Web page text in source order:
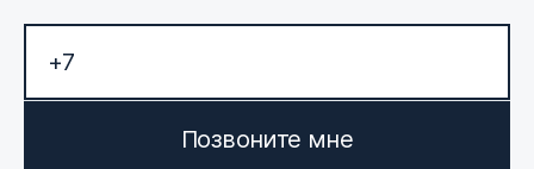
Позвоните мне